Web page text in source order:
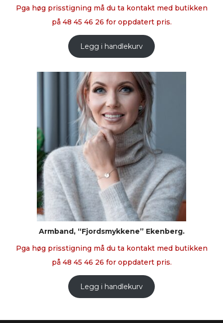
Pga høg prisstigning må du ta kontakt med butikken
på 48 45 46 26 for oppdatert pris.
Legg i handlekurv
Armband, “Fjordsmykkene” Ekenberg.
Pga høg prisstigning må du ta kontakt med butikken
på 48 45 46 26 for oppdatert pris.
Legg i handlekurv